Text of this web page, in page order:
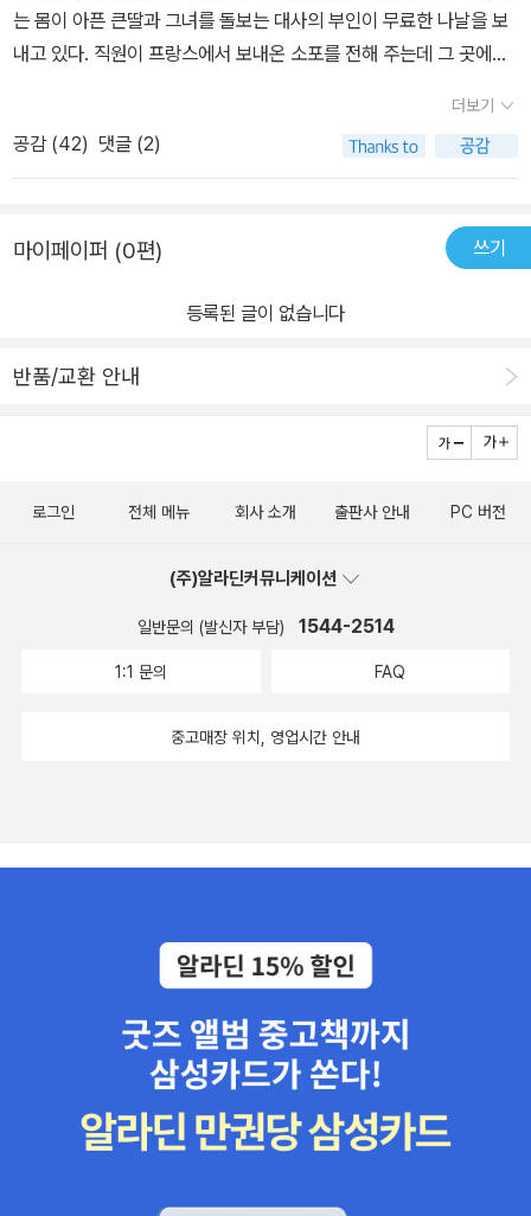
는 몸이 아픈 큰딸과 그녀를 돌보는 대사의 부인이 무료한 나날을 보
내고 있다. 직원이 프랑스에서 보내온 소포를 전해 주는데 그 곳에는
마음에 들어 하지 않다가 그중 레인코트 한 벌을 영희에게 입어라고
준다. 신난 영희는 비가 올 날을 기다리지만 야속한 하늘은 비는커녕
쨍쨍한 햇살 만 내리 쬔다. 그러던 중 장마철이 다가오고 마침내 영희
서 추근거리는 남자들에게 봉변을 당하려는 순간에 혜성같이 나타난
그날도 수리 의뢰가 들어온 차를 몰고 놀러 나왔다가 우연히 영희를
준 철수는 영희가 주불대사의 딸인 줄 착각하고 그녀와 사귀어 출세
데...... ㅎㅎㅎ 철수란 넘 엄청 화가 났던 모양이었다. 적반하장도 유
넘아! 송충이가 솔잎을 먹어야지. ㅉㅉㅉ 패티 킴이 부른 노래 ‘초
는 현실의 각박함이 더 묻어나는 것 같았다. 지금에야 그런 일이 드물
겠지만 1960-70년대에는 서로의 신분을 속이고 만나는 일이 일상
일부분 용인되는 시기이기도 했다. 그래서 어른들은 당사자들 몰래
더보기
공감 (42) 댓글 (2)
마이페이퍼 (0편) 쓰기
등록된 글이 없습니다
반품/교환 안내
로그인 전체 메뉴 회사 소개 출판사 안내 PC 버전
(주)알라딘커뮤니케이션
일반문의 (발신자 부담) 1544-2514
1:1 문의 FAQ
중고매장 위치, 영업시간 안내